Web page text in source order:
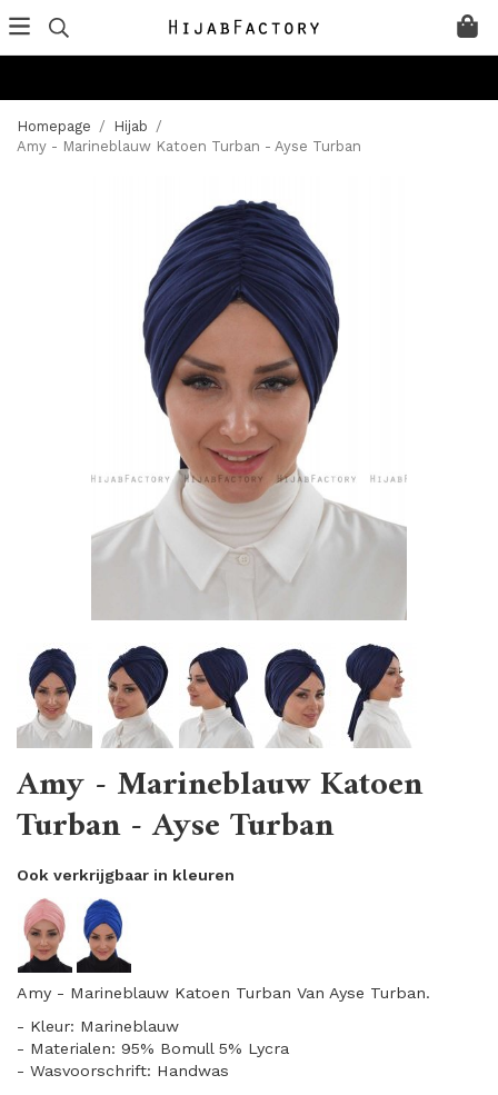
Homepage / Hijab /
Amy - Marineblauw Katoen Turban - Ayse Turban
Amy - Marineblauw Katoen
Turban - Ayse Turban
Ook verkrijgbaar in kleuren
Amy - Marineblauw Katoen Turban Van Ayse Turban.
- Kleur: Marineblauw
- Materialen: 95% Bomull 5% Lycra
- Wasvoorschrift: Handwas